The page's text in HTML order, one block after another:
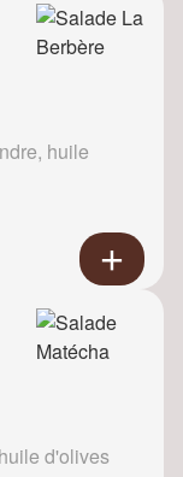
huile
d'olives